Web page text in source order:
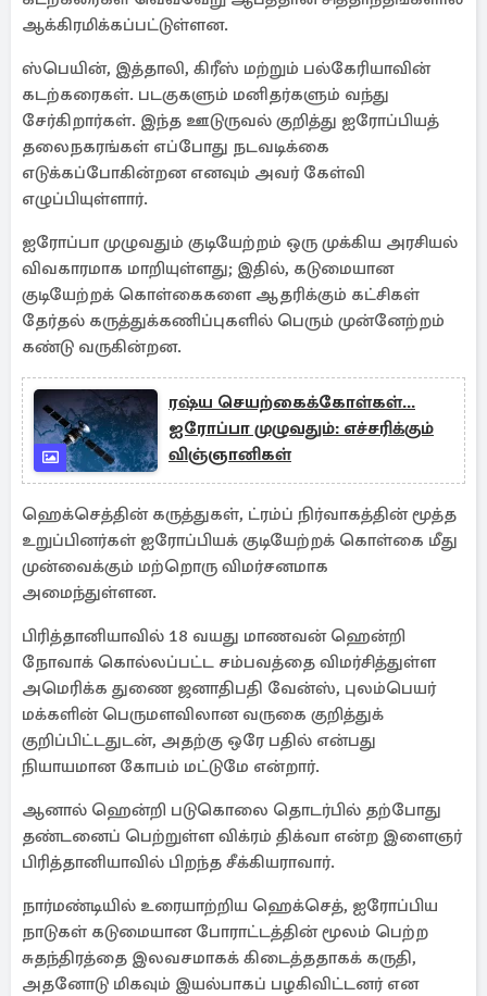
ஆக்கிரமிக்கப்பட்டுள்ளன.
ஸ்பெயின், இத்தாலி, கிரீஸ் மற்றும் பல்கேரியாவின்
கடற்கரைகள். படகுகளும் மனிதர்களும் வந்து
சேர்கிறார்கள். இந்த ஊடுருவல் குறித்து ஐரோப்பியத்
தலைநகரங்கள் எப்போது நடவடிக்கை
எடுக்கப்போகின்றன எனவும் அவர் கேள்வி
எழுப்பியுள்ளார்.
ஐரோப்பா முழுவதும் குடியேற்றம் ஒரு முக்கிய அரசியல்
விவகாரமாக மாறியுள்ளது; இதில், கடுமையான
குடியேற்றக் கொள்கைகளை ஆதரிக்கும் கட்சிகள்
தேர்தல் கருத்துக்கணிப்புகளில் பெரும் முன்னேற்றம்
கண்டு வருகின்றன.
ரஷ்ய செயற்கைக்கோள்கள்...
ஐரோப்பா முழுவதும்: எச்சரிக்கும்
விஞ்ஞானிகள்
ஹெக்செத்தின் கருத்துகள், ட்ரம்ப் நிர்வாகத்தின் மூத்த
உறுப்பினர்கள் ஐரோப்பியக் குடியேற்றக் கொள்கை மீது
முன்வைக்கும் மற்றொரு விமர்சனமாக
அமைந்துள்ளன.
பிரித்தானியாவில் 18 வயது மாணவன் ஹென்றி
நோவாக் கொல்லப்பட்ட சம்பவத்தை விமர்சித்துள்ள
அமெரிக்க துணை ஜனாதிபதி வேன்ஸ், புலம்பெயர்
மக்களின் பெருமளவிலான வருகை குறித்துக்
குறிப்பிட்டதுடன், அதற்கு ஒரே பதில் என்பது
நியாயமான கோபம் மட்டுமே என்றார்.
ஆனால் ஹென்றி படுகொலை தொடர்பில் தற்போது
தண்டனைப் பெற்றுள்ள விக்ரம் திக்வா என்ற இளைஞர்
பிரித்தானியாவில் பிறந்த சீக்கியராவார்.
நார்மண்டியில் உரையாற்றிய ஹெக்செத், ஐரோப்பிய
நாடுகள் கடுமையான போராட்டத்தின் மூலம் பெற்ற
சுதந்திரத்தை இலவசமாகக் கிடைத்ததாகக் கருதி,
அதனோடு மிகவும் இயல்பாகப் பழகிவிட்டனர் என